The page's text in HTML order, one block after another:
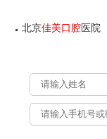
北京佳美口腔医院